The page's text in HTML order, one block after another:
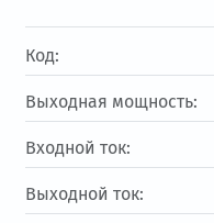
Код:
Выходная мощность:
Входной ток:
Выходной ток: